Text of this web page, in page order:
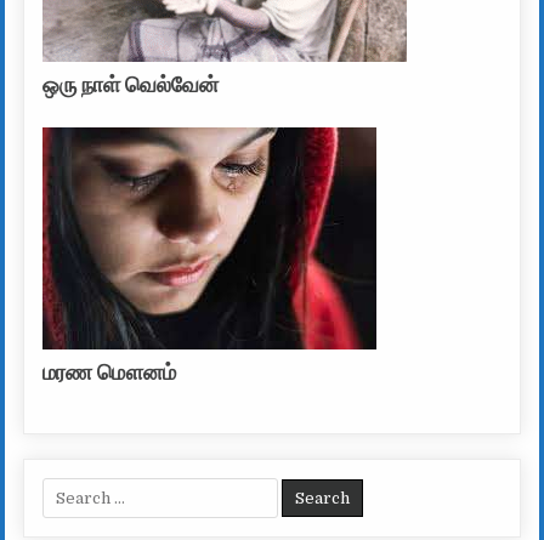
ஒரு நாள் வெல்வேன்
மரண மௌனம்
Search for: